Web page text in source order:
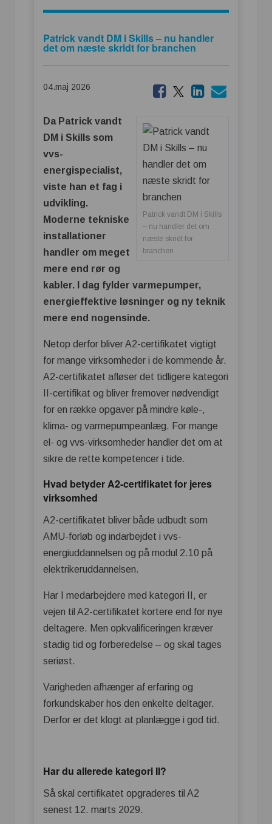
Patrick vandt DM i Skills – nu handler
det om næste skridt for branchen
04.maj 2026
Patrick vandt DM i Skills
– nu handler det om
næste skridt for
branchen
Da Patrick vandt
DM i Skills som
vvs-
energispecialist,
viste han et fag i
udvikling.
Moderne tekniske
installationer
handler om meget
mere end rør og
kabler. I dag fylder varmepumper,
energieffektive løsninger og ny teknik
mere end nogensinde.
Netop derfor bliver A2-certifikatet vigtigt
for mange virksomheder i de kommende år.
A2-certifikatet afløser det tidligere kategori
II-certifikat og bliver fremover nødvendigt
for en række opgaver på mindre køle-,
klima- og varmepumpeanlæg. For mange
el- og vvs-virksomheder handler det om at
sikre de rette kompetencer i tide.
Hvad betyder A2-certifikatet for jeres
virksomhed
A2-certifikatet bliver både udbudt som
AMU-forløb og indarbejdet i vvs-
energiuddannelsen og på modul 2.10 på
elektrikeruddannelsen.
Har I medarbejdere med kategori II, er
vejen til A2-certifikatet kortere end for nye
deltagere. Men opkvalificeringen kræver
stadig tid og forberedelse – og skal tages
seriøst.
Varigheden afhænger af erfaring og
forkundskaber hos den enkelte deltager.
Derfor er det klogt at planlægge i god tid.
Har du allerede kategori II?
Så skal certifikatet opgraderes til A2
senest 12. marts 2029.